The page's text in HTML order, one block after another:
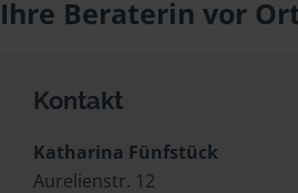
Ihre Beraterin vor
Kontakt
Katharina Fünfstück
Aurelienstr. 12